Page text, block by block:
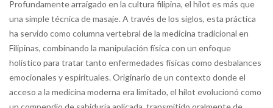
Profundamente arraigado en la cultura filipina, el hilot es más que
una simple técnica de masaje. A través de los siglos, esta práctica
ha servido como columna vertebral de la medicina tradicional en
Filipinas, combinando la manipulación física con un enfoque
holístico para tratar tanto enfermedades físicas como desbalances
emocionales y espirituales. Originario de un contexto donde el
acceso a la medicina moderna era limitado, el hilot evolucionó como